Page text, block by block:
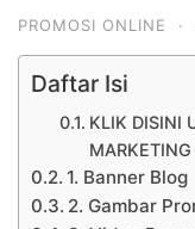
PROMOSI ONLINE ·
Daftar Isi
KLIK DISINI
1. Banner Blog
2. Gambar